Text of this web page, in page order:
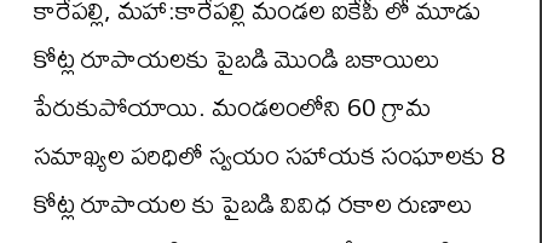
కోట్ల రూపాయలకు పైబడి మొండి బకాయిలు
పేరుకుపోయాయి. మండలంలోని 60 గ్రామ
సమాఖ్యల పరిధిలో స్వయం సహాయక సంఘాలకు 8
కోట్ల రూపాయల కు పైబడి వివిధ రకాల రుణాలు